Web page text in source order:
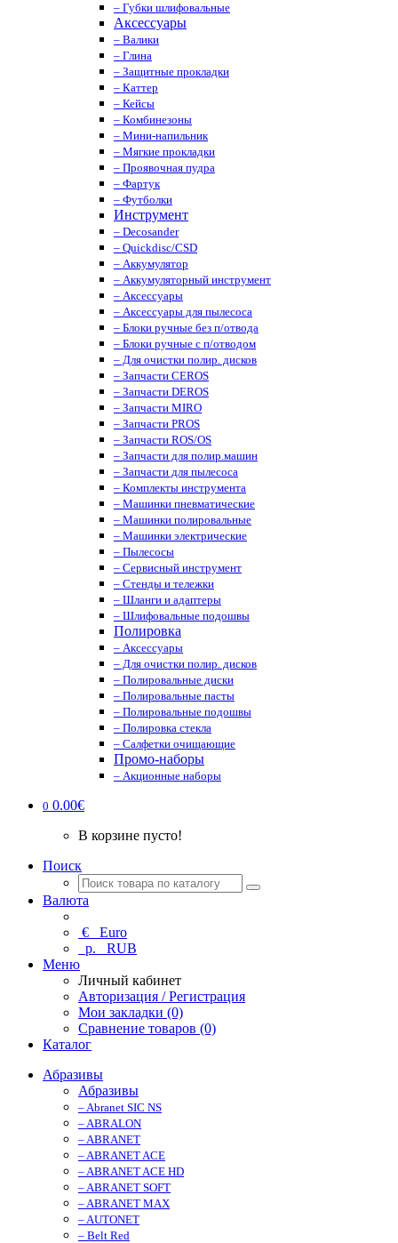
– Губки шлифовальные
Аксессуары
– Валики
– Глина
– Защитные прокладки
– Каттер
– Кейсы
– Комбинезоны
– Мини-напильник
– Мягкие прокладки
– Проявочная пудра
– Фартук
– Футболки
Инструмент
– Decosander
– Quickdisc/CSD
– Аккумулятор
– Аккумуляторный инструмент
– Аксессуары
– Аксессуары для пылесоса
– Блоки ручные без п/отвода
– Блоки ручные с п/отводом
– Для очистки полир. дисков
– Запчасти CEROS
– Запчасти DEROS
– Запчасти MIRO
– Запчасти PROS
– Запчасти ROS/OS
– Запчасти для полир.машин
– Запчасти для пылесоса
– Комплекты инструмента
– Машинки пневматические
– Машинки полировальные
– Машинки электрические
– Пылесосы
– Сервисный инструмент
– Стенды и тележки
– Шланги и адаптеры
– Шлифовальные подошвы
Полировка
– Аксессуары
– Для очистки полир. дисков
– Полировальные диски
– Полировальные пасты
– Полировальные подошвы
– Полировка стекла
– Салфетки очищающие
Промо-наборы
– Акционные наборы
0 0.00€
В корзине пусто!
Поиск
Валюта
€ Euro
р. RUB
Меню
Личный кабинет
Авторизация / Регистрация
Мои закладки (0)
Сравнение товаров (0)
Каталог
Абразивы
Абразивы
– Abranet SIC NS
– ABRALON
– ABRANET
– ABRANET ACE
– ABRANET ACE HD
– ABRANET SOFT
– ABRANET MAX
– AUTONET
– Belt Red